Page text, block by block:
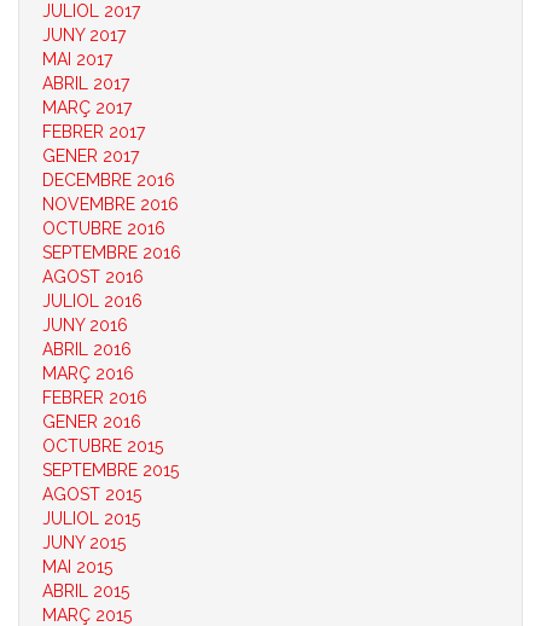
JULIOL 2017
JUNY 2017
MAI 2017
ABRIL 2017
MARÇ 2017
FEBRER 2017
GENER 2017
DECEMBRE 2016
NOVEMBRE 2016
OCTUBRE 2016
SEPTEMBRE 2016
AGOST 2016
JULIOL 2016
JUNY 2016
ABRIL 2016
MARÇ 2016
FEBRER 2016
GENER 2016
OCTUBRE 2015
SEPTEMBRE 2015
AGOST 2015
JULIOL 2015
JUNY 2015
MAI 2015
ABRIL 2015
MARÇ 2015